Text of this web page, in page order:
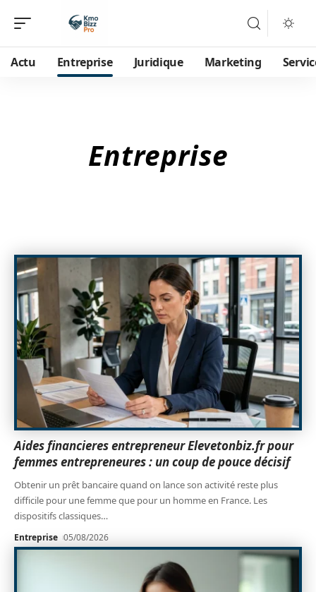
Actu Entreprise Juridique Marketing
Entreprise
Aides financieres entrepreneur Elevetonbiz.fr pour
femmes entrepreneures : un coup de pouce décisif
Obtenir un prêt bancaire quand on lance son activité reste plus
difficile pour une femme que pour un homme en France. Les
dispositifs classiques…
Entreprise 05/08/2026